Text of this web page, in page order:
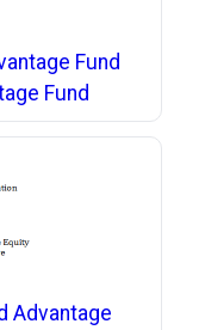
Fund
Fund
Advantage